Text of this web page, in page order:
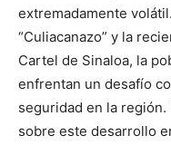
extremadamente
“Culiacanazo” y la
Cartel de Sinaloa, la
enfrentan un desafío
seguridad en la
sobre este desarrollo